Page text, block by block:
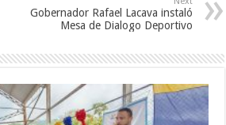
Gobernador Rafael Lacava instaló
Mesa de Dialogo Deportivo